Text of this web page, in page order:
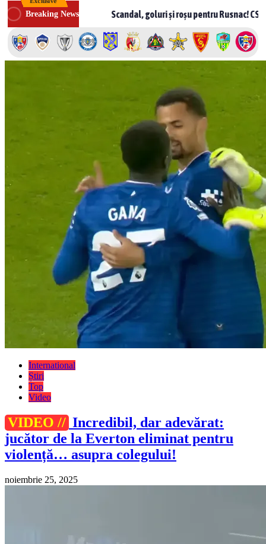
Skip
to
content
Breaking News
Scandal, goluri și roșu pentru Rusnac! CSF Bălți – Milsami 2-1,
International
Știri
Top
Video
VIDEO // Incredibil, dar adevărat:
jucător de la Everton eliminat pentru
violență… asupra colegului!
noiembrie 25, 2025